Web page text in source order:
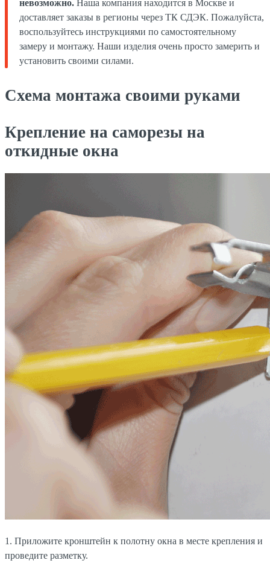
невозможно. Наша компания находится в Москве и
доставляет заказы в регионы через ТК СДЭК. Пожалуйста,
воспользуйтесь инструкциями по самостоятельному
замеру и монтажу. Наши изделия очень просто замерить и
установить своими силами.
Схема монтажа своими руками
Крепление на саморезы на
откидные окна
1. Приложите кронштейн к полотну окна в месте крепления и
проведите разметку.